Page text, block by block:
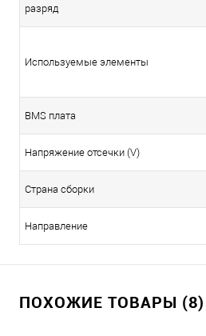
разряд
Используемые элементы
BMS плата
Напряжение отсечки (V)
Страна сборки
Направление
ПОХОЖИЕ ТОВАРЫ (8)